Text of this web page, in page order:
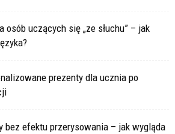
osób uczących się „ze słuchu” – jak
prezenty dla ucznia po
bez efektu przerysowania – jak wygląda